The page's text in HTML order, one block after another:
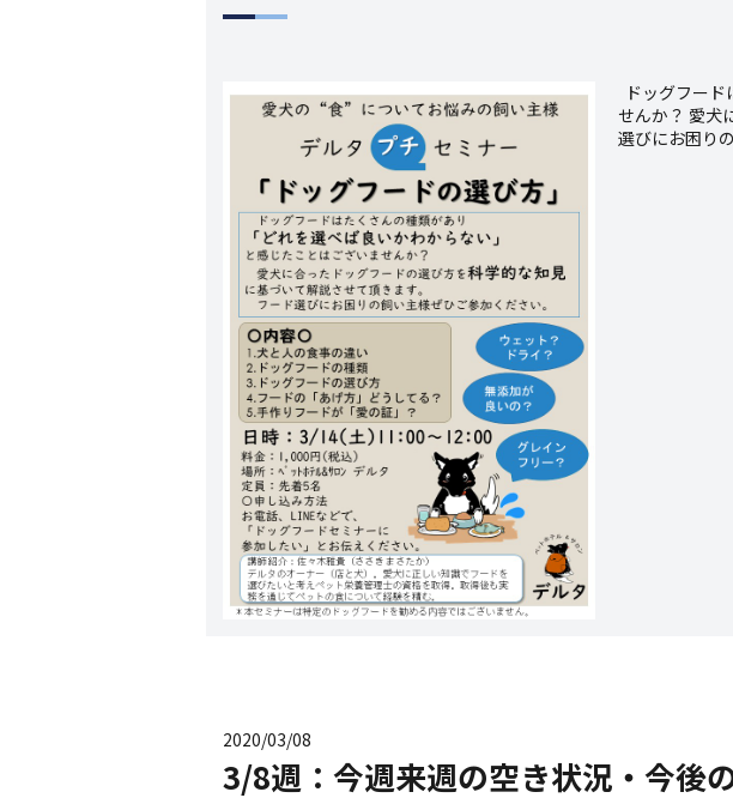
ドッグフー
せんか？ 愛犬
選びにお困り
2020/03/08
3/8週：今週来週の空き状況・今後